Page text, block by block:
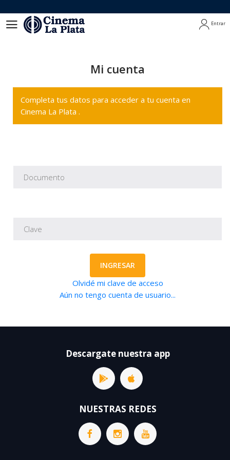
Entrar
Mi cuenta
Completa tus datos para acceder a tu cuenta en
Cinema La Plata .
INGRESAR
Olvidé mi clave de acceso
Aún no tengo cuenta de usuario...
Descargate nuestra app
NUESTRAS REDES